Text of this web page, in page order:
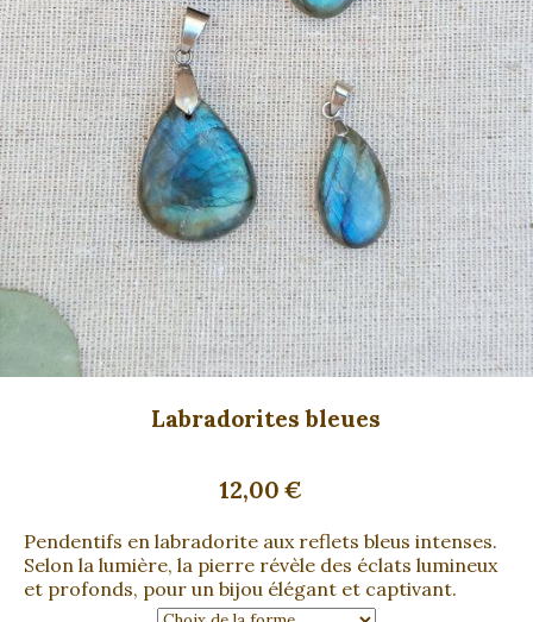
Labradorites bleues
12,00 €
Pendentifs en labradorite aux reflets bleus intenses.
Selon la lumière, la pierre révèle des éclats lumineux
et profonds, pour un bijou élégant et captivant.